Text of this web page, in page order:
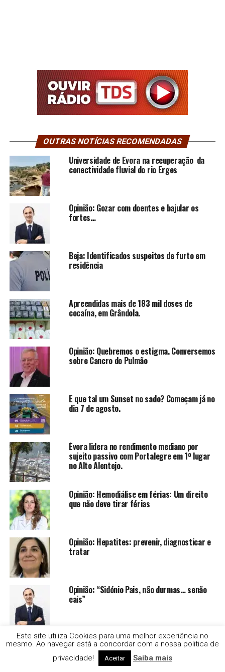
OUTRAS NOTÍCIAS RECOMENDADAS
Universidade de Évora na recuperação da
conectividade fluvial do rio Erges
Opinião: Gozar com doentes e bajular os
fortes…
Beja: Identificados suspeitos de furto em
residência
Apreendidas mais de 183 mil doses de
cocaína, em Grândola.
Opinião: Quebremos o estigma. Conversemos
sobre Cancro do Pulmão
E que tal um Sunset no sado? Começam já no
dia 7 de agosto.
Évora lidera no rendimento mediano por
sujeito passivo com Portalegre em 1º lugar
no Alto Alentejo.
Opinião: Hemodiálise em férias: Um direito
que não deve tirar férias
Opinião: Hepatites: prevenir, diagnosticar e
tratar
Opinião: “Sidónio Pais, não durmas… senão
cais”
Fundação Gulbenkian apoiou 21 projetos
entre eles 3 em Alcácer do Sal
Estafeta assaltado por jovens entre os 11 e
Este site utiliza Cookies para uma melhor experiência no
mesmo. Ao navegar está a concordar com a nossa politica de
privacidade!
Aceitar Saiba mais